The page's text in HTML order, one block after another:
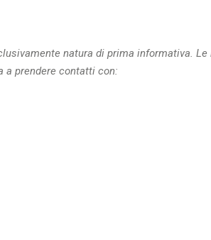
natura di prima informativa.
a prendere contatti con: